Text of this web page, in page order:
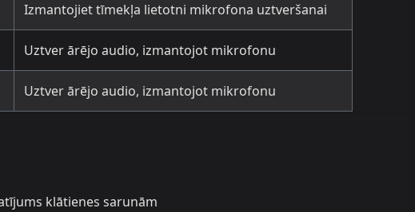
Izmantojiet tīmekļa lietotni mikrofona uztveršanai
Uztver ārējo audio, izmantojot mikrofonu
Uztver ārējo audio, izmantojot mikrofonu
klātienes sarunām